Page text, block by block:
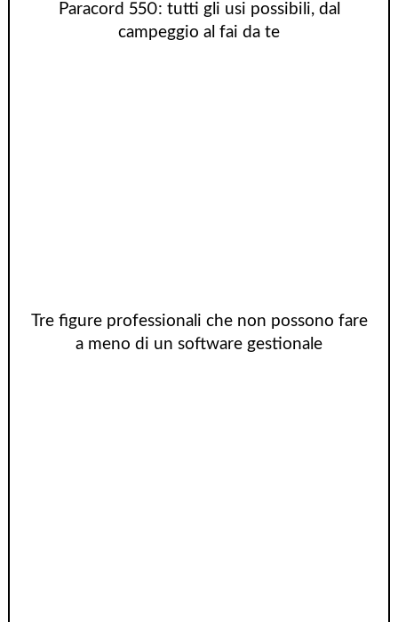
Paracord 550: tutti gli usi possibili, dal
campeggio al fai da te
Tre figure professionali che non possono fare
a meno di un software gestionale